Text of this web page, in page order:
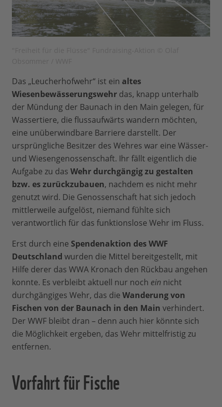
Das „Leucherhofwehr“ ist ein altes
Wiesenbewässerungswehr das, knapp unterhalb
der Mündung der Baunach in den Main gelegen, für
Wassertiere, die flussaufwärts wandern möchten,
eine unüberwindbare Barriere darstellt. Der
ursprüngliche Besitzer des Wehres war eine Wässer-
und Wiesengenossenschaft. Ihr fällt eigentlich die
Aufgabe zu das Wehr durchgängig zu gestalten
bzw. es zurückzubauen, nachdem es nicht mehr
genutzt wird. Die Genossenschaft hat sich jedoch
mittlerweile aufgelöst, niemand fühlte sich
verantwortlich für das funktionslose Wehr im Fluss.
Erst durch eine Spendenaktion des WWF
Deutschland wurden die Mittel bereitgestellt, mit
Hilfe derer das WWA Kronach den Rückbau angehen
konnte. Es verbleibt aktuell nur noch ein nicht
durchgängiges Wehr, das die Wanderung von
Fischen von der Baunach in den Main verhindert.
Der WWF bleibt dran – denn auch hier könnte sich
die Möglichkeit ergeben, das Wehr mittelfristig zu
entfernen.
Vorfahrt für Fische